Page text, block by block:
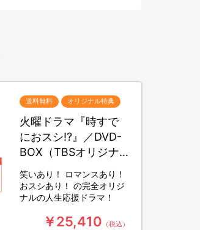
送料無料 オリジナル特典
火曜ドラマ『時すで
におスシ!?』／DVD-
BOX（TBSオリジナ
ル特典・送料無料・6
枚組）
笑いあり！ ロマンスあり！
おスシあり！ の完全オリジ
ナルの人生応援ドラマ！
￥25,410 （税込）